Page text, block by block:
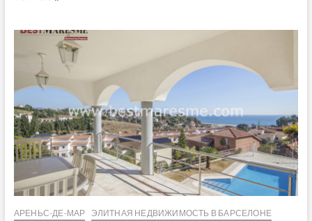
a
muy
pocos
pasos
centro
de
Alella,
en
excelente
ubicación
y
con
ascensor.
Barcelona.
АРЕНЬС-ДЕ-МАР
ЭЛИТНАЯ НЕДВИЖИМОСТЬ В БАРСЕЛОНЕ